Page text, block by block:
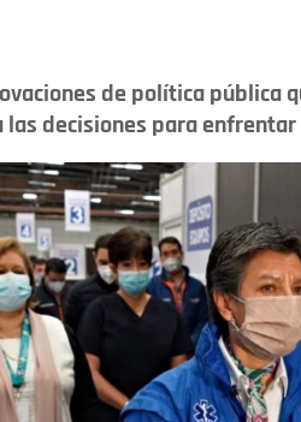
de política pública
decisiones para enfrentar